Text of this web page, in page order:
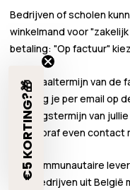
Bedrijven of scholen
winkelmand voor
betaling: "Op factuur"
De betaaltermijn van de
ontvang je per email op
betalingstermijn van
dan vooraf even contact
Intracommunautaire
Voor bedrijven uit
€5 KORTING?🎁